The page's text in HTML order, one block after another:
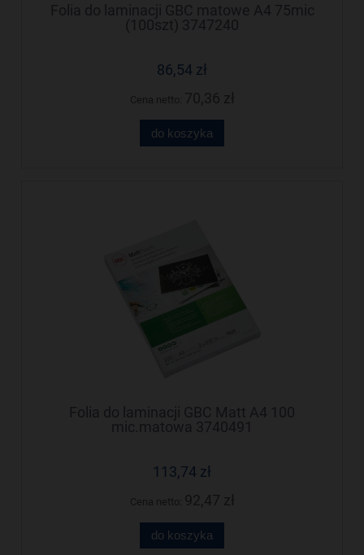
Folia do laminacji GBC matowe A4 75mic
(100szt) 3747240
86,54 zł
do koszyka
Folia do laminacji GBC Matt A4 100
mic.matowa 3740491
113,74 zł
do koszyka